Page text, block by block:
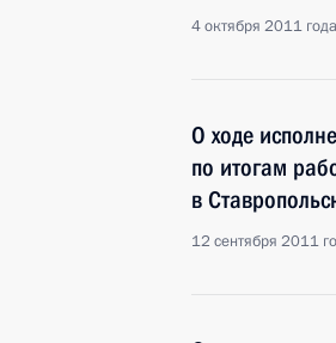
4 октября 2011
О ходе
по итогам
в
12 сентября 2011